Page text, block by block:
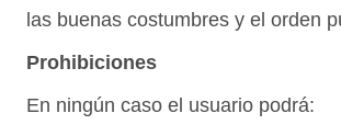
las buenas costumbres y el orden
Prohibiciones
En ningún caso el usuario podrá: